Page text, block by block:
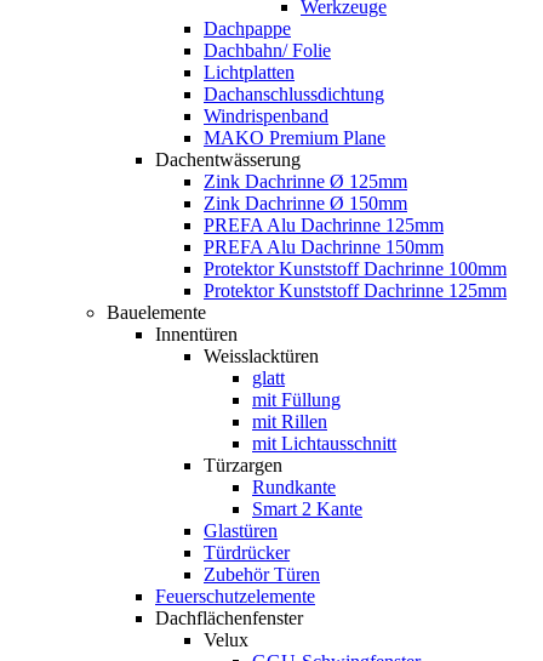
Werkzeuge
Dachpappe
Dachbahn/ Folie
Lichtplatten
Dachanschlussdichtung
Windrispenband
MAKO Premium Plane
Dachentwässerung
Zink Dachrinne Ø 125mm
Zink Dachrinne Ø 150mm
PREFA Alu Dachrinne 125mm
PREFA Alu Dachrinne 150mm
Protektor Kunststoff Dachrinne 100mm
Protektor Kunststoff Dachrinne 125mm
Bauelemente
Innentüren
Weisslacktüren
glatt
mit Füllung
mit Rillen
mit Lichtausschnitt
Türzargen
Rundkante
Smart 2 Kante
Glastüren
Türdrücker
Zubehör Türen
Feuerschutzelemente
Dachflächenfenster
Velux